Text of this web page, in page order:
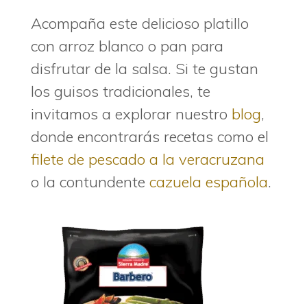
Acompaña este delicioso platillo
con arroz blanco o pan para
disfrutar de la salsa. Si te gustan
los guisos tradicionales, te
invitamos a explorar nuestro blog,
donde encontrarás recetas como el
filete de pescado a la veracruzana
o la contundente cazuela española.